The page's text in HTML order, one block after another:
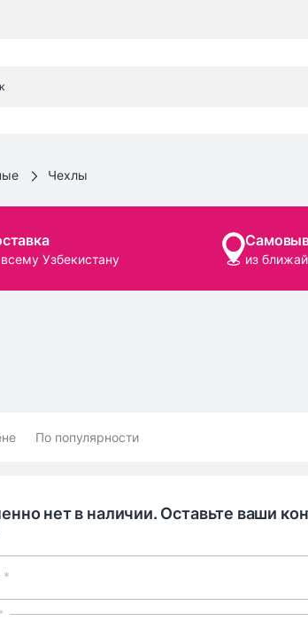
Чехлы
Узбекистану из
По популярности
нет в наличии. Оставьте ваши
*